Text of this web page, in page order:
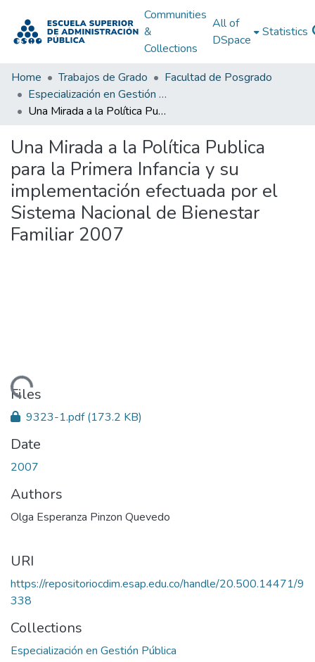
Communities
&
Collections
All of
DSpace
Statistics
Home Trabajos de Grado
Facultad de Posgrado
Especialización en Gestión Pública
Una Mirada a la Política Publica para la Primera Infancia y su implementación efectuada por el Sistema Nacional de Bienestar Familiar 2007
Una Mirada a la Política Publica
para la Primera Infancia y su
implementación efectuada por el
Sistema Nacional de Bienestar
Familiar 2007
Loading...
Files
9323-1.pdf(173.2 KB)
Date
2007
Authors
Olga Esperanza Pinzon Quevedo
URI
https://repositoriocdim.esap.edu.co/handle/20.500.14471/9
338
Collections
Especialización en Gestión Pública